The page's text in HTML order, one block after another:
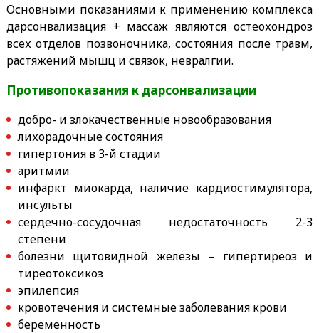
Основными показаниями к применению комплекса
дарсонвализация + массаж являются остеохондроз
всех отделов позвоночника, состояния после травм,
растяжений мышц и связок, невралгии.
Противопоказания к дарсонвализации
добро- и злокачественные новообразования
лихорадочные состояния
гипертония в 3-й стадии
аритмии
инфаркт миокарда, наличие кардиостимулятора,
инсульты
сердечно-сосудочная недостаточность 2-3
степени
болезни щитовидной железы – гипертиреоз и
тиреотоксикоз
эпилепсия
кровотечения и системные заболевания крови
беременность